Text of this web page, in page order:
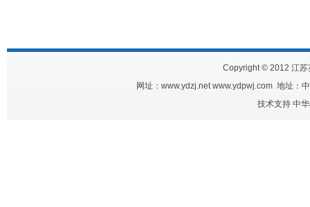
Copyright © 2012 江苏
网址：www.ydzj.net www.ydpwj.com 地址：
技术支持 中